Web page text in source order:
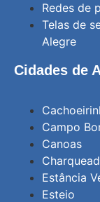
Redes de
Telas de
Alegre
Cidades de
Campo
Canoas
Estância
Esteio